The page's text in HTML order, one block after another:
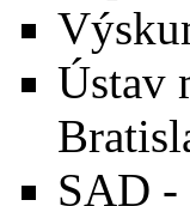
Ústav
SAD -